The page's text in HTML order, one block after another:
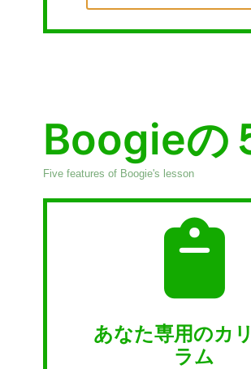
Boogieの
Five features of Boogie's lesson
あなた専用のカ
ラム